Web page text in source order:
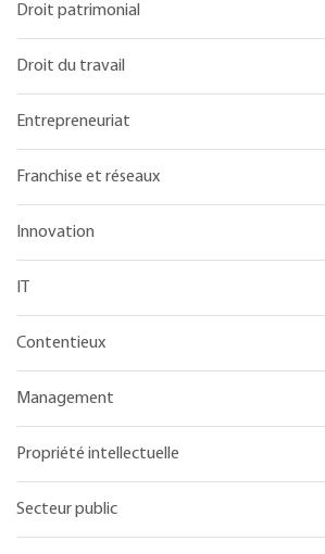
Droit patrimonial
Droit du travail
Entrepreneuriat
Franchise et réseaux
Innovation
Contentieux
Management
Propriété intellectuelle
Secteur public